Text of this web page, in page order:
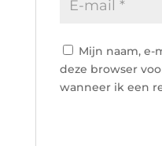
Mijn naam, e-
deze browser
wanneer ik een